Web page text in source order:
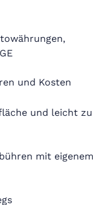
und Kosten
und leicht zu
mit eigenem